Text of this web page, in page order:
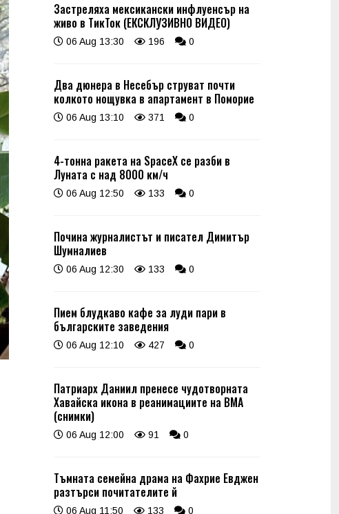
Застреляха мексикански инфлуенсър на
живо в ТикТок (ЕКСКЛУЗИВНО ВИДЕО)
06 Aug 13:30 196 0
Два дюнера в Несебър струват почти
колкото нощувка в апартамент в Поморие
06 Aug 13:10 371 0
4-тонна ракета на SpaceX се разби в
Луната с над 8000 км/ч
06 Aug 12:50 133 0
Почина журналистът и писател Димитър
Шумналиев
06 Aug 12:30 133 0
Пием блудкаво кафе за луди пари в
българските заведения
06 Aug 12:10 427 0
Патриарх Даниил пренесе чудотворната
Хавайска икона в реанимациите на ВМА
(снимки)
06 Aug 12:00 91 0
Тъмната семейна драма на Фахрие Евджен
разтърси почитателите й
06 Aug 11:50 133 0